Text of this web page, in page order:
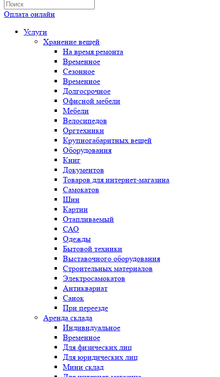
Оплата онлайн
Услуги
Хранение вещей
На время ремонта
Временное
Сезонное
Временное
Долгосрочное
Офисной мебели
Мебели
Велосипедов
Оргтехники
Крупногабаритных вещей
Оборудования
Книг
Документов
Товаров для интернет-магазина
Самокатов
Шин
Картин
Отапливаемый
САО
Одежды
Бытовой техники
Выставочного оборудования
Строительных материалов
Электросамокатов
Антиквариат
Санок
При переезде
Аренда склада
Индивидуальное
Временное
Для физических лиц
Для юридических лиц
Мини склад